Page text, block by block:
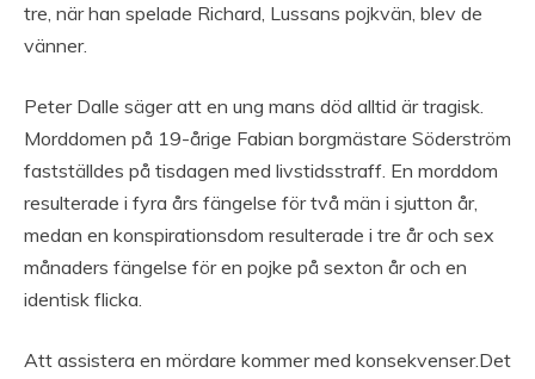
tre, när han spelade Richard, Lussans pojkvän, blev de
vänner.
Peter Dalle säger att en ung mans död alltid är tragisk.
Morddomen på 19-årige Fabian borgmästare Söderström
fastställdes på tisdagen med livstidsstraff. En morddom
resulterade i fyra års fängelse för två män i sjutton år,
medan en konspirationsdom resulterade i tre år och sex
månaders fängelse för en pojke på sexton år och en
identisk flicka.
Att assistera en mördare kommer med konsekvenser.Det